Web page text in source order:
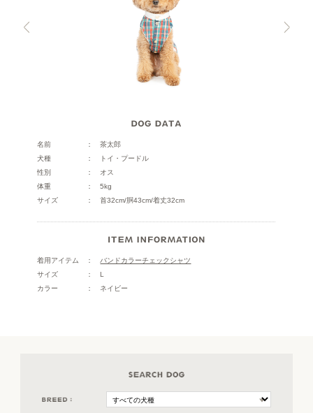
名前
茶太郎
犬種
トイ・プードル
性別
オス
体重
5kg
サイズ
首32cm/胴43cm/着丈32cm
着用アイテム
バンドカラーチェックシャツ
サイズ
L
カラー
ネイビー